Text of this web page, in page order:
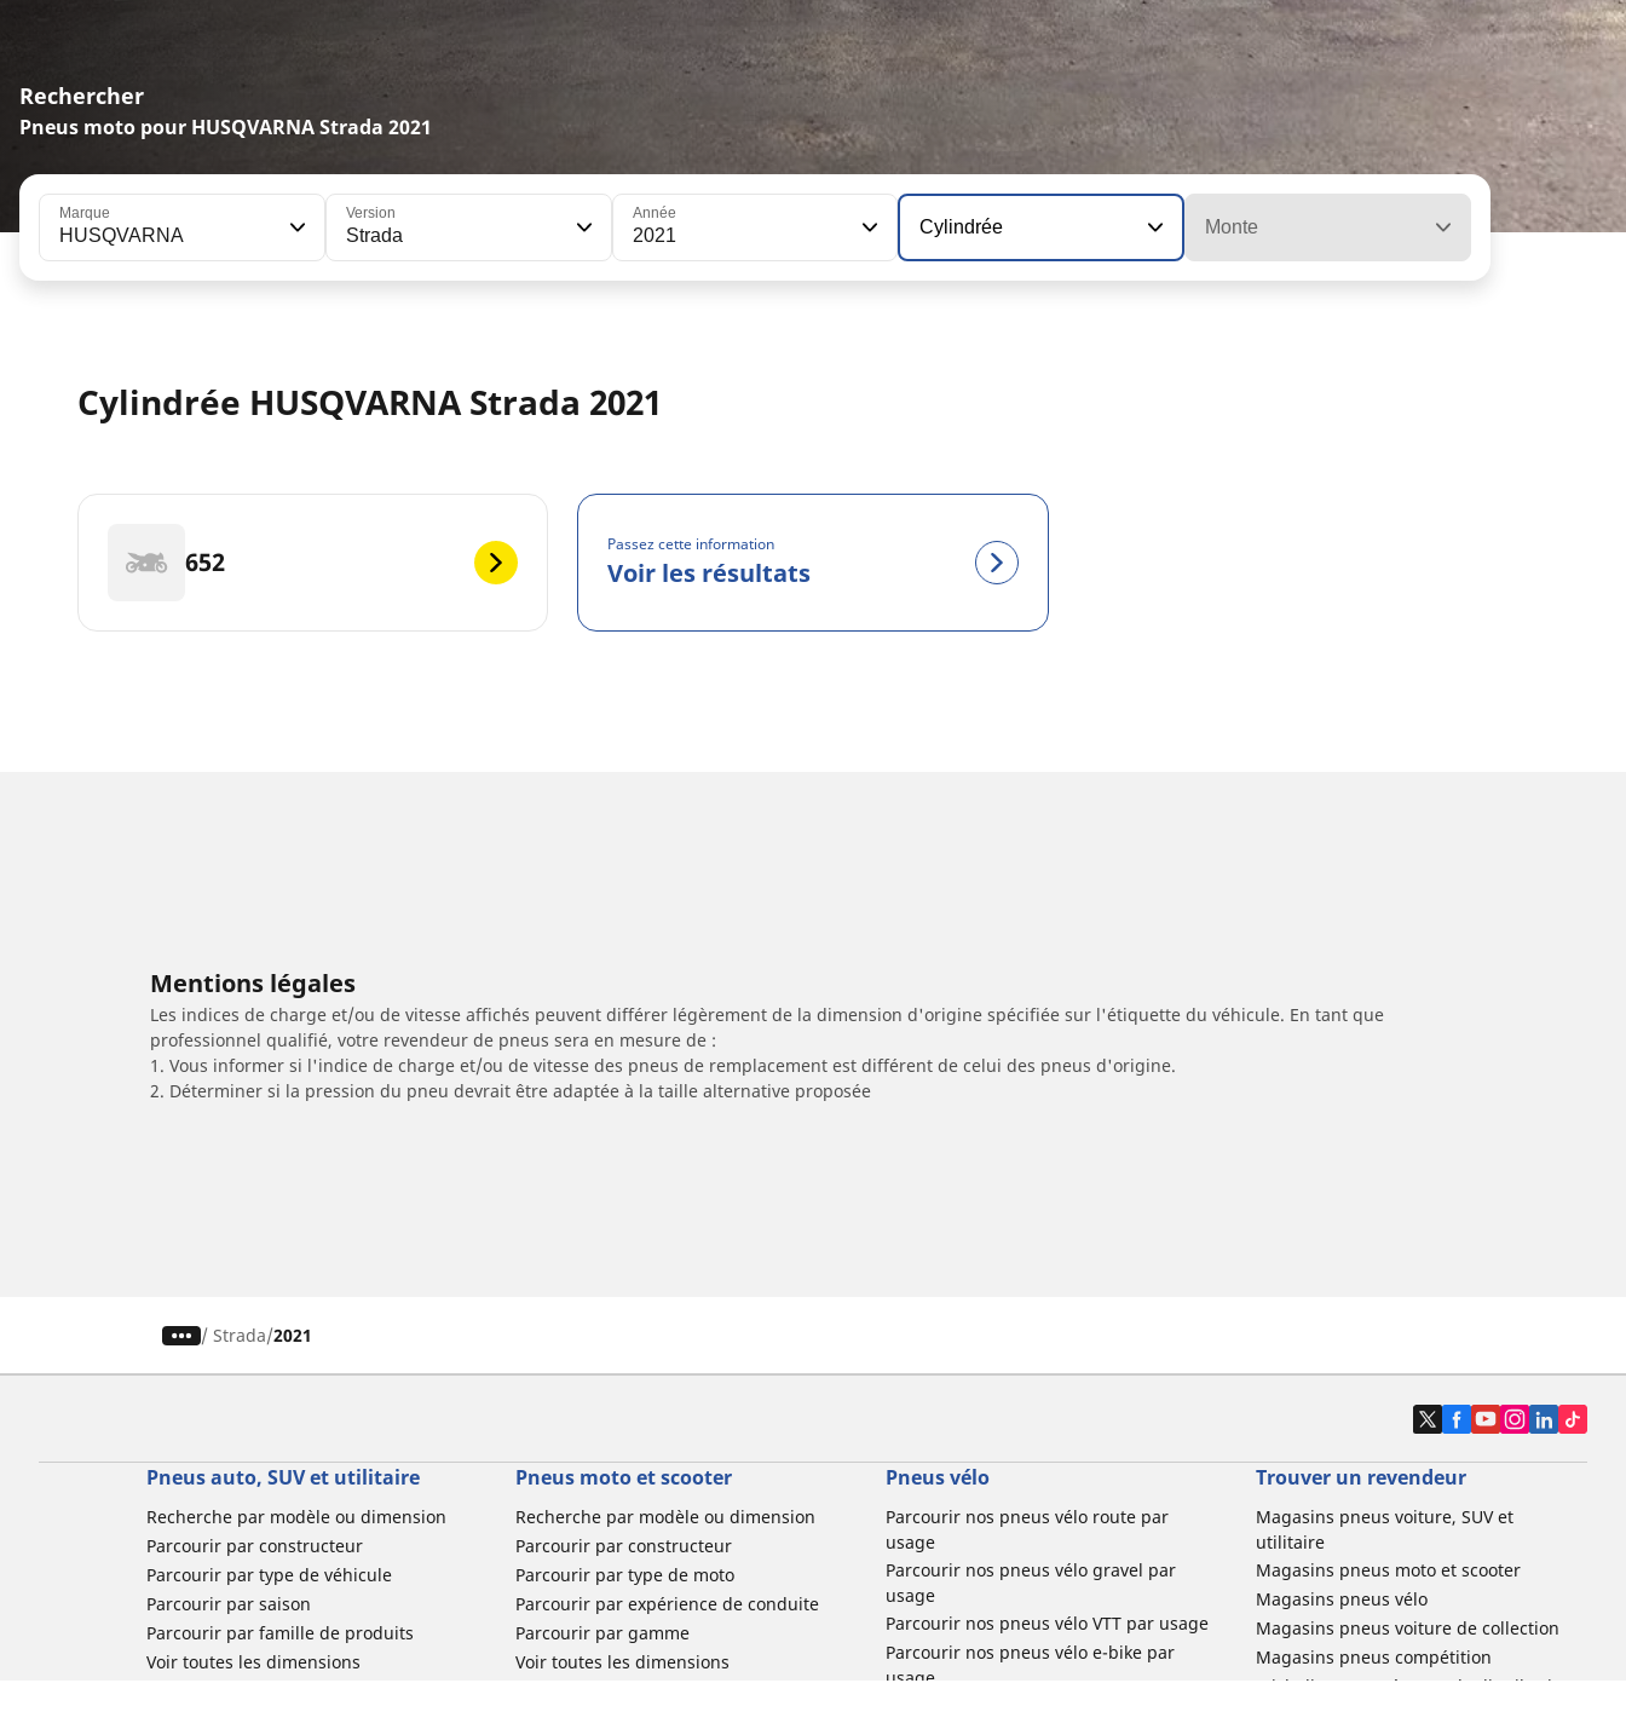
Rechercher
Pneus moto pour HUSQVARNA Strada 2021
Marque
HUSQVARNA
Version
Strada
Année
2021 Cylindrée Monte
Cylindrée HUSQVARNA Strada 2021
652
Passez cette information
Voir les résultats
Mentions légales
Les indices de charge et/ou de vitesse affichés peuvent différer légèrement de la dimension d'origine spécifiée sur l'étiquette du véhicule. En tant que
professionnel qualifié, votre revendeur de pneus sera en mesure de :
1. Vous informer si l'indice de charge et/ou de vitesse des pneus de remplacement est différent de celui des pneus d'origine.
2. Déterminer si la pression du pneu devrait être adaptée à la taille alternative proposée
/ Strada 2021
Pneus auto, SUV et utilitaire
Recherche par modèle ou dimension
Parcourir par constructeur
Parcourir par type de véhicule
Parcourir par saison
Parcourir par famille de produits
Voir toutes les dimensions
Pneus moto et scooter
Recherche par modèle ou dimension
Parcourir par constructeur
Parcourir par type de moto
Parcourir par expérience de conduite
Parcourir par gamme
Voir toutes les dimensions
Pneus vélo
Parcourir nos pneus vélo route par
usage
Parcourir nos pneus vélo gravel par
usage
Parcourir nos pneus vélo VTT par usage
Parcourir nos pneus vélo e-bike par
usage
Trouver un revendeur
Magasins pneus voiture, SUV et
utilitaire
Magasins pneus moto et scooter
Magasins pneus vélo
Magasins pneus voiture de collection
Magasins pneus compétition
Michelin et ses réseaux de distribution